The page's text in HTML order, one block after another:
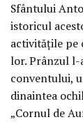
Sfântului
istoricul
activitățile pe
lor. Prânzul
conventului,
dinaintea
„Cornul de